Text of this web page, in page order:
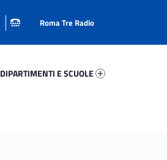
DIPARTIMENTI E SCUOLE
Roma Tre Radio